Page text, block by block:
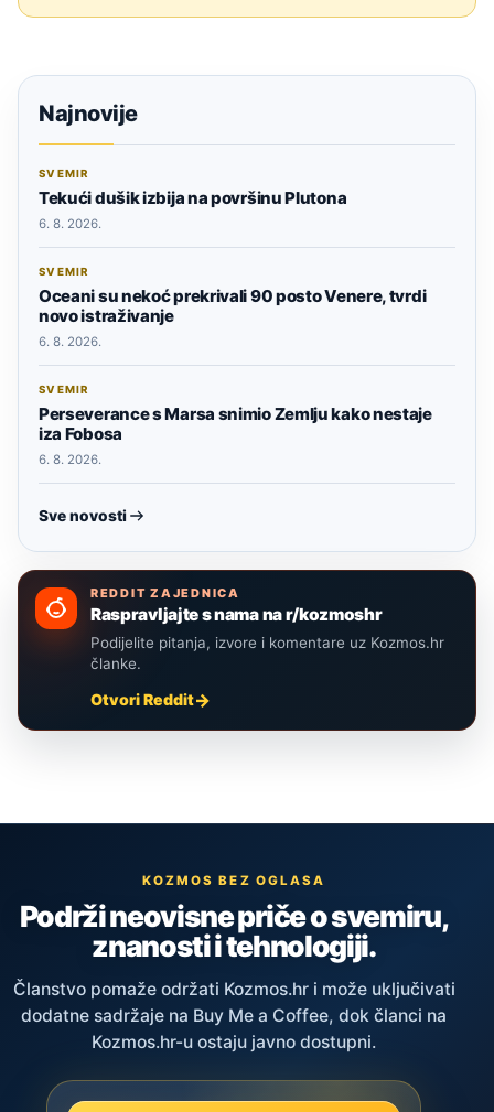
Najnovije
SVEMIR
Tekući dušik izbija na površinu Plutona
6. 8. 2026.
SVEMIR
Oceani su nekoć prekrivali 90 posto Venere, tvrdi
novo istraživanje
6. 8. 2026.
SVEMIR
Perseverance s Marsa snimio Zemlju kako nestaje
iza Fobosa
6. 8. 2026.
Sve novosti
REDDIT ZAJEDNICA
Raspravljajte s nama na r/kozmoshr
Podijelite pitanja, izvore i komentare uz Kozmos.hr
članke.
Otvori Reddit
KOZMOS BEZ OGLASA
Podrži neovisne priče o svemiru,
znanosti i tehnologiji.
Članstvo pomaže održati Kozmos.hr i može uključivati
dodatne sadržaje na Buy Me a Coffee, dok članci na
Kozmos.hr-u ostaju javno dostupni.